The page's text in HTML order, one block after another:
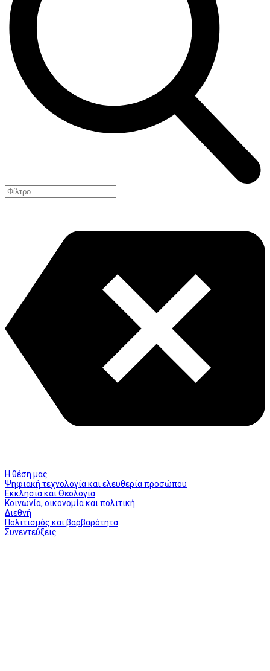
Η θέση μας
Ψηφιακή τεχνολογία και ελευθερία προσώπου
Εκκλησία και Θεολογία
Κοινωνία, οικονομία και πολιτική
Διεθνή
Πολιτισμός και βαρβαρότητα
Συνεντεύξεις